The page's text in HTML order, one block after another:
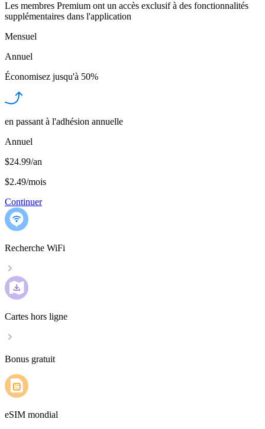
Les membres Premium ont un accès exclusif à des fonctionnalités
supplémentaires dans l'application
Mensuel
Annuel
Économisez jusqu'à 50%
en passant à l'adhésion annuelle
Annuel
$24.99/an
$2.49/mois
Continuer
Recherche WiFi
Cartes hors ligne
Bonus gratuit
eSIM mondial